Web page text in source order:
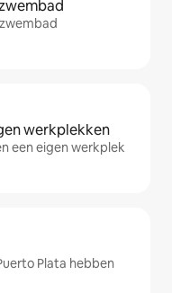
werkplekken
een eigen werkplek
Plata hebben